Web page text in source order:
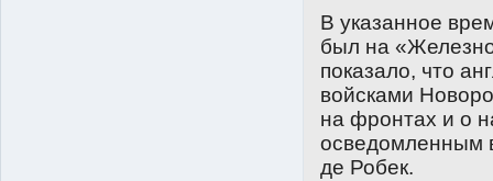
В указанное
был на
показало, что
войсками
на фронтах и о
осведомленным
де Робек.